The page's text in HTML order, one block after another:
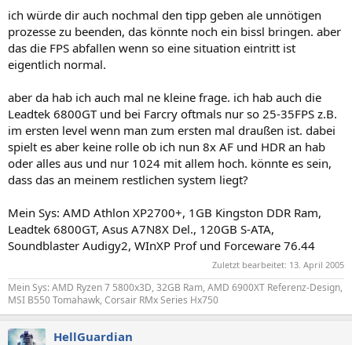
ich würde dir auch nochmal den tipp geben ale unnötigen
prozesse zu beenden, das könnte noch ein bissl bringen. aber
das die FPS abfallen wenn so eine situation eintritt ist
eigentlich normal.
aber da hab ich auch mal ne kleine frage. ich hab auch die
Leadtek 6800GT und bei Farcry oftmals nur so 25-35FPS z.B.
im ersten level wenn man zum ersten mal draußen ist. dabei
spielt es aber keine rolle ob ich nun 8x AF und HDR an hab
oder alles aus und nur 1024 mit allem hoch. könnte es sein,
dass das an meinem restlichen system liegt?
Mein Sys: AMD Athlon XP2700+, 1GB Kingston DDR Ram,
Leadtek 6800GT, Asus A7N8X Del., 120GB S-ATA,
Soundblaster Audigy2, WInXP Prof und Forceware 76.44
Zuletzt bearbeitet: 13. April 2005
Mein Sys: AMD Ryzen 7 5800x3D, 32GB Ram, AMD 6900XT Referenz-Design,
MSI B550 Tomahawk, Corsair RMx Series Hx750
HellGuardian